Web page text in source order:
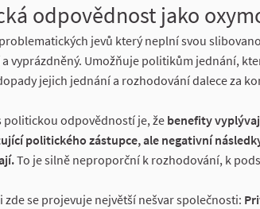
odpovědnost jako
jevů který neplní svou
vyprázdněný. Umožňuje politikům jednání,
jejich jednání a rozhodování dalece za
politickou odpovědností je, že benefity
politického zástupce, ale negativní
To je silně neproporční k rozhodování, k
zde se projevuje největší nešvar společnosti: